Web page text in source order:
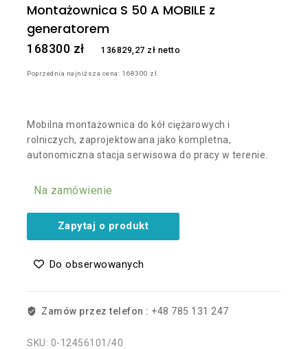
Montażownica S 50 A MOBILE z
generatorem
168300 zł 136829,27 zł netto
Poprzednia najniższa cena: 168300 zł
Mobilna montażownica do kół ciężarowych i
rolniczych, zaprojektowana jako kompletna,
autonomiczna stacja serwisowa do pracy w terenie.
Na zamówienie
Zapytaj o produkt
Do obserwowanych
Zamów przez telefon : +48 785 131 247
SKU: 0-12456101/40